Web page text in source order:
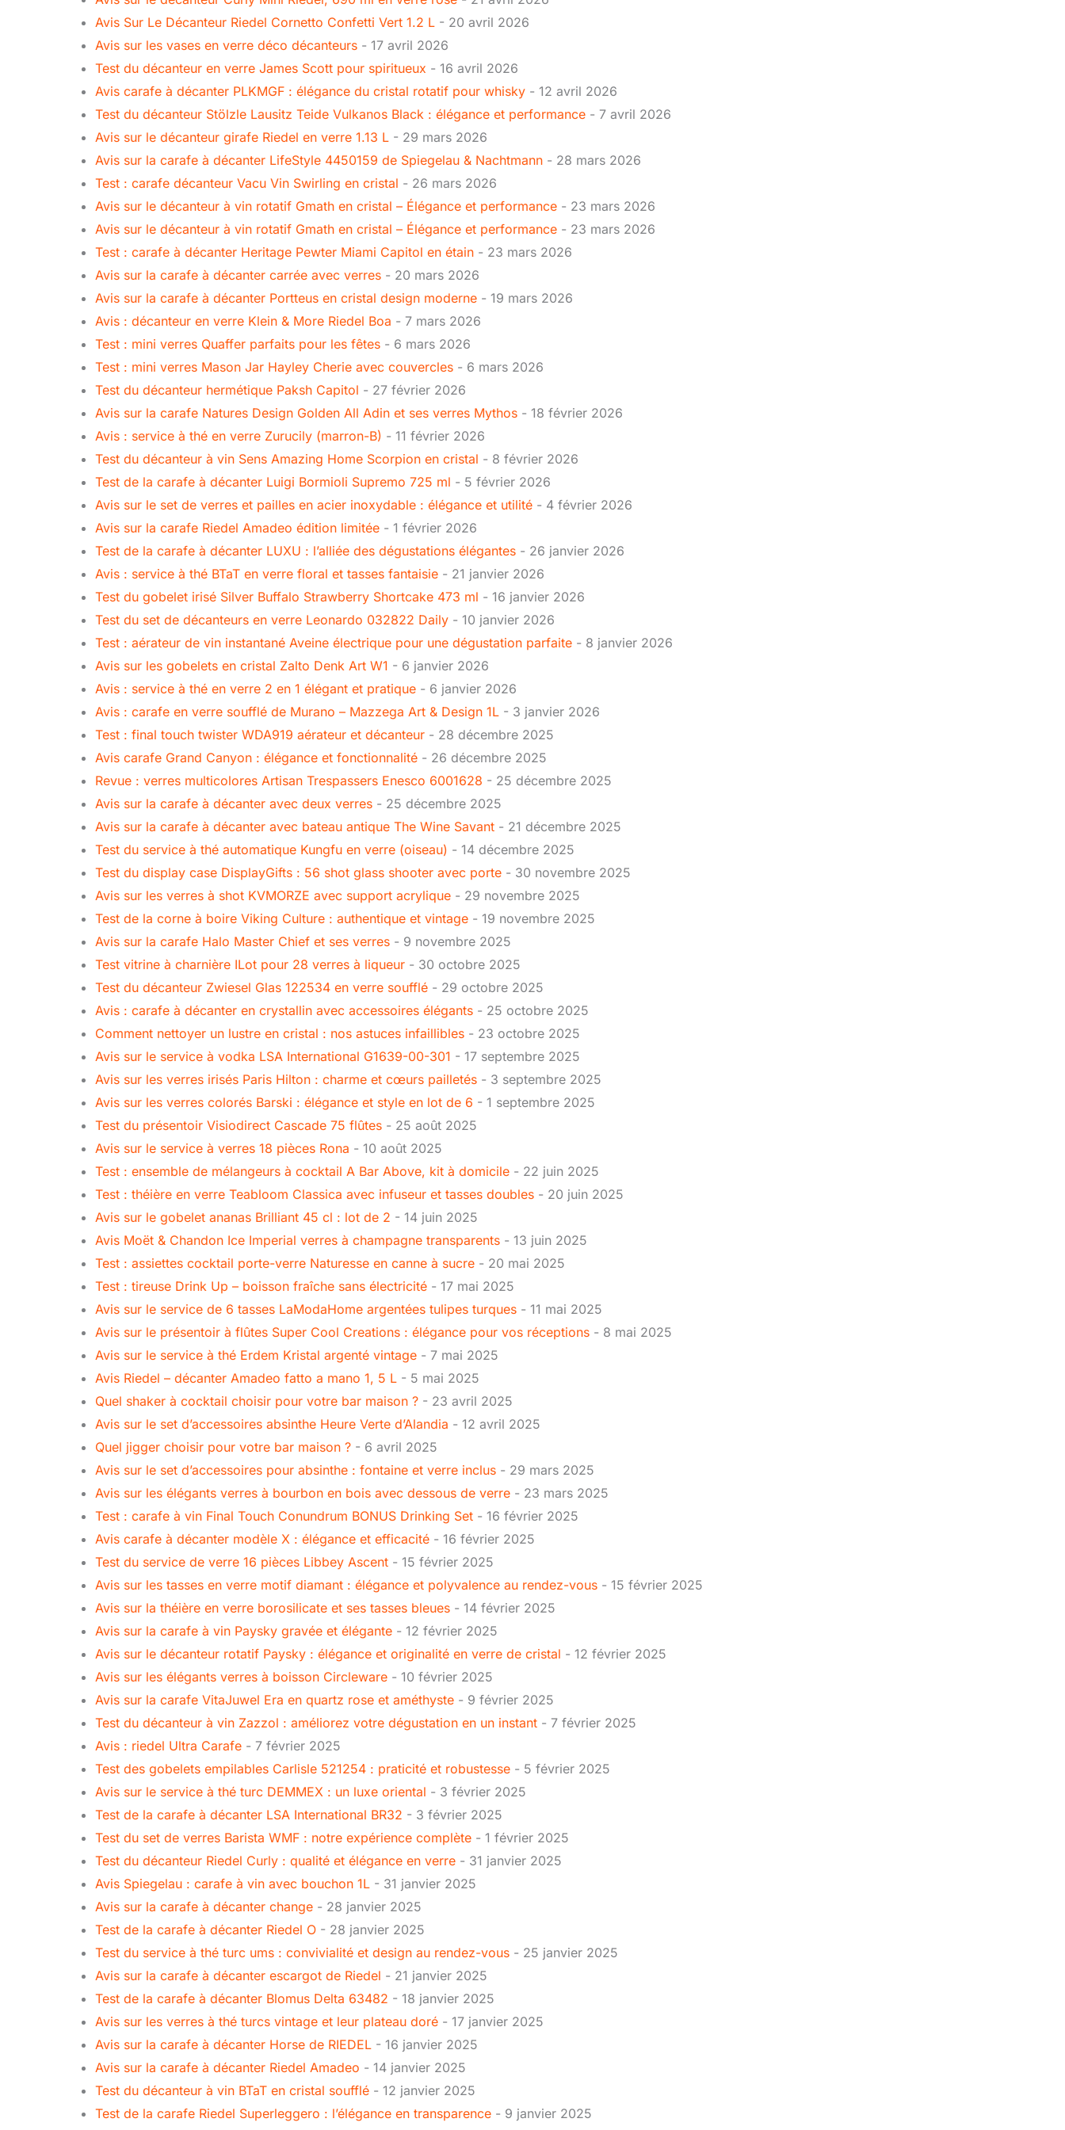
Avis Sur Le Décanteur Riedel Cornetto Confetti Vert 1.2 L - 20 avril 2026
Avis sur les vases en verre déco décanteurs - 17 avril 2026
Test du décanteur en verre James Scott pour spiritueux - 16 avril 2026
Avis carafe à décanter PLKMGF : élégance du cristal rotatif pour whisky - 12 avril 2026
Test du décanteur Stölzle Lausitz Teide Vulkanos Black : élégance et performance - 7 avril 2026
Avis sur le décanteur girafe Riedel en verre 1.13 L - 29 mars 2026
Avis sur la carafe à décanter LifeStyle 4450159 de Spiegelau & Nachtmann - 28 mars 2026
Test : carafe décanteur Vacu Vin Swirling en cristal - 26 mars 2026
Avis sur le décanteur à vin rotatif Gmath en cristal – Élégance et performance - 23 mars 2026
Avis sur le décanteur à vin rotatif Gmath en cristal – Élégance et performance - 23 mars 2026
Test : carafe à décanter Heritage Pewter Miami Capitol en étain - 23 mars 2026
Avis sur la carafe à décanter carrée avec verres - 20 mars 2026
Avis sur la carafe à décanter Portteus en cristal design moderne - 19 mars 2026
Avis : décanteur en verre Klein & More Riedel Boa - 7 mars 2026
Test : mini verres Quaffer parfaits pour les fêtes - 6 mars 2026
Test : mini verres Mason Jar Hayley Cherie avec couvercles - 6 mars 2026
Test du décanteur hermétique Paksh Capitol - 27 février 2026
Avis sur la carafe Natures Design Golden All Adin et ses verres Mythos - 18 février 2026
Avis : service à thé en verre Zurucily (marron-B) - 11 février 2026
Test du décanteur à vin Sens Amazing Home Scorpion en cristal - 8 février 2026
Test de la carafe à décanter Luigi Bormioli Supremo 725 ml - 5 février 2026
Avis sur le set de verres et pailles en acier inoxydable : élégance et utilité - 4 février 2026
Avis sur la carafe Riedel Amadeo édition limitée - 1 février 2026
Test de la carafe à décanter LUXU : l’alliée des dégustations élégantes - 26 janvier 2026
Avis : service à thé BTaT en verre floral et tasses fantaisie - 21 janvier 2026
Test du gobelet irisé Silver Buffalo Strawberry Shortcake 473 ml - 16 janvier 2026
Test du set de décanteurs en verre Leonardo 032822 Daily - 10 janvier 2026
Test : aérateur de vin instantané Aveine électrique pour une dégustation parfaite - 8 janvier 2026
Avis sur les gobelets en cristal Zalto Denk Art W1 - 6 janvier 2026
Avis : service à thé en verre 2 en 1 élégant et pratique - 6 janvier 2026
Avis : carafe en verre soufflé de Murano – Mazzega Art & Design 1L - 3 janvier 2026
Test : final touch twister WDA919 aérateur et décanteur - 28 décembre 2025
Avis carafe Grand Canyon : élégance et fonctionnalité - 26 décembre 2025
Revue : verres multicolores Artisan Trespassers Enesco 6001628 - 25 décembre 2025
Avis sur la carafe à décanter avec deux verres - 25 décembre 2025
Avis sur la carafe à décanter avec bateau antique The Wine Savant - 21 décembre 2025
Test du service à thé automatique Kungfu en verre (oiseau) - 14 décembre 2025
Test du display case DisplayGifts : 56 shot glass shooter avec porte - 30 novembre 2025
Avis sur les verres à shot KVMORZE avec support acrylique - 29 novembre 2025
Test de la corne à boire Viking Culture : authentique et vintage - 19 novembre 2025
Avis sur la carafe Halo Master Chief et ses verres - 9 novembre 2025
Test vitrine à charnière ILot pour 28 verres à liqueur - 30 octobre 2025
Test du décanteur Zwiesel Glas 122534 en verre soufflé - 29 octobre 2025
Avis : carafe à décanter en crystallin avec accessoires élégants - 25 octobre 2025
Comment nettoyer un lustre en cristal : nos astuces infaillibles - 23 octobre 2025
Avis sur le service à vodka LSA International G1639-00-301 - 17 septembre 2025
Avis sur les verres irisés Paris Hilton : charme et cœurs pailletés - 3 septembre 2025
Avis sur les verres colorés Barski : élégance et style en lot de 6 - 1 septembre 2025
Test du présentoir Visiodirect Cascade 75 flûtes - 25 août 2025
Avis sur le service à verres 18 pièces Rona - 10 août 2025
Test : ensemble de mélangeurs à cocktail A Bar Above, kit à domicile - 22 juin 2025
Test : théière en verre Teabloom Classica avec infuseur et tasses doubles - 20 juin 2025
Avis sur le gobelet ananas Brilliant 45 cl : lot de 2 - 14 juin 2025
Avis Moët & Chandon Ice Imperial verres à champagne transparents - 13 juin 2025
Test : assiettes cocktail porte-verre Naturesse en canne à sucre - 20 mai 2025
Test : tireuse Drink Up – boisson fraîche sans électricité - 17 mai 2025
Avis sur le service de 6 tasses LaModaHome argentées tulipes turques - 11 mai 2025
Avis sur le présentoir à flûtes Super Cool Creations : élégance pour vos réceptions - 8 mai 2025
Avis sur le service à thé Erdem Kristal argenté vintage - 7 mai 2025
Avis Riedel – décanter Amadeo fatto a mano 1, 5 L - 5 mai 2025
Quel shaker à cocktail choisir pour votre bar maison ? - 23 avril 2025
Avis sur le set d’accessoires absinthe Heure Verte d’Alandia - 12 avril 2025
Quel jigger choisir pour votre bar maison ? - 6 avril 2025
Avis sur le set d’accessoires pour absinthe : fontaine et verre inclus - 29 mars 2025
Avis sur les élégants verres à bourbon en bois avec dessous de verre - 23 mars 2025
Test : carafe à vin Final Touch Conundrum BONUS Drinking Set - 16 février 2025
Avis carafe à décanter modèle X : élégance et efficacité - 16 février 2025
Test du service de verre 16 pièces Libbey Ascent - 15 février 2025
Avis sur les tasses en verre motif diamant : élégance et polyvalence au rendez-vous - 15 février 2025
Avis sur la théière en verre borosilicate et ses tasses bleues - 14 février 2025
Avis sur la carafe à vin Paysky gravée et élégante - 12 février 2025
Avis sur le décanteur rotatif Paysky : élégance et originalité en verre de cristal - 12 février 2025
Avis sur les élégants verres à boisson Circleware - 10 février 2025
Avis sur la carafe VitaJuwel Era en quartz rose et améthyste - 9 février 2025
Test du décanteur à vin Zazzol : améliorez votre dégustation en un instant - 7 février 2025
Avis : riedel Ultra Carafe - 7 février 2025
Test des gobelets empilables Carlisle 521254 : praticité et robustesse - 5 février 2025
Avis sur le service à thé turc DEMMEX : un luxe oriental - 3 février 2025
Test de la carafe à décanter LSA International BR32 - 3 février 2025
Test du set de verres Barista WMF : notre expérience complète - 1 février 2025
Test du décanteur Riedel Curly : qualité et élégance en verre - 31 janvier 2025
Avis Spiegelau : carafe à vin avec bouchon 1L - 31 janvier 2025
Avis sur la carafe à décanter change - 28 janvier 2025
Test de la carafe à décanter Riedel O - 28 janvier 2025
Test du service à thé turc ums : convivialité et design au rendez-vous - 25 janvier 2025
Avis sur la carafe à décanter escargot de Riedel - 21 janvier 2025
Test de la carafe à décanter Blomus Delta 63482 - 18 janvier 2025
Avis sur les verres à thé turcs vintage et leur plateau doré - 17 janvier 2025
Avis sur la carafe à décanter Horse de RIEDEL - 16 janvier 2025
Avis sur la carafe à décanter Riedel Amadeo - 14 janvier 2025
Test du décanteur à vin BTaT en cristal soufflé - 12 janvier 2025
Test de la carafe Riedel Superleggero : l’élégance en transparence - 9 janvier 2025